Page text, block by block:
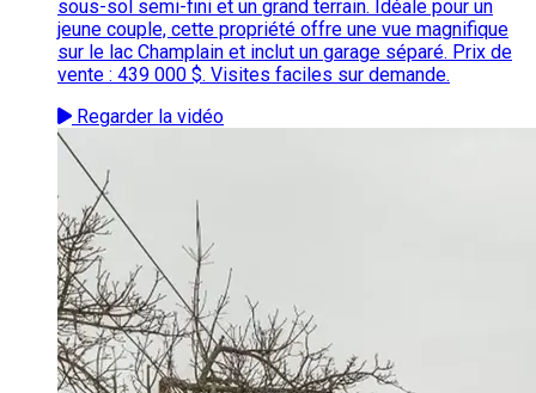
sous-sol semi-fini et un grand terrain. Idéale pour un
jeune couple, cette propriété offre une vue magnifique
sur le lac Champlain et inclut un garage séparé. Prix de
vente : 439 000 $. Visites faciles sur demande.
Regarder la vidéo